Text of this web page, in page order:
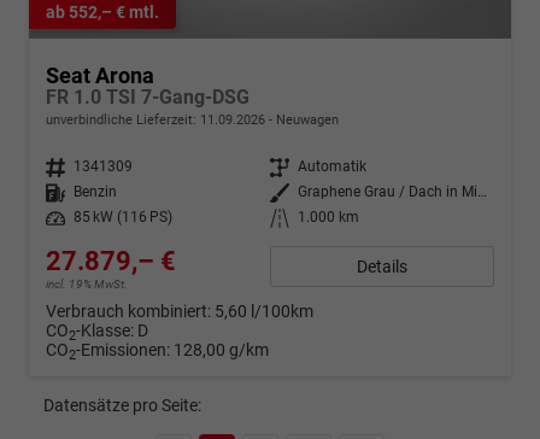
ab 552,– € mtl.
Seat Arona
FR 1.0 TSI 7-Gang-DSG
unverbindliche Lieferzeit: 11.09.2026 Neuwagen
Fahrzeugnr. 1341309 Getriebe Automatik
Kraftstoff
Benzin Außenfarbe
Graphene Grau / Dach in Midnight Schwarz
Leistung
85 kW (116 PS) Kilometerstand 1.000 km
27.879,– €
incl. 19% MwSt.
Details
Verbrauch kombiniert: 5,60 l/100km
CO2-Klasse: D
CO2-Emissionen: 128,00 g/km
Datensätze pro Seite: